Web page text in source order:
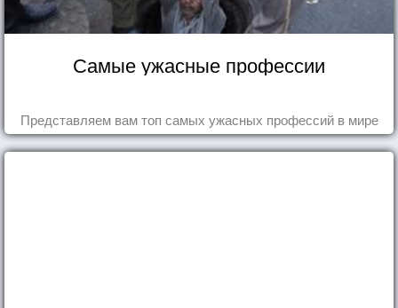
Самые ужасные профессии
Представляем вам топ самых ужасных профессий в мире